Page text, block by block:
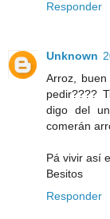
Responder
Unknown
Arroz,
pedir????
digo del
comerán
Pá vivir así
Besitos
Responder